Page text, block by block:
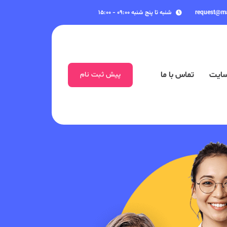
شنبه تا پنج شنبه ۰۹:۰۰ - ۱۵:۰۰
تماس با ما پیش ثبت نام